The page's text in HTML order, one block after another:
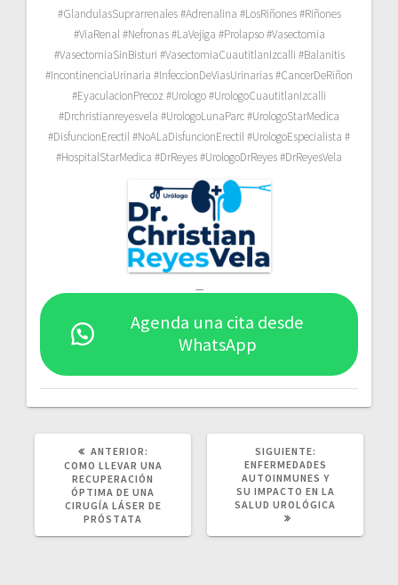
#GlandulasSuprarrenales #Adrenalina #LosRiñones #Riñones
#ViaRenal #Nefronas #LaVejiga #Prolapso #Vasectomia
#VasectomiaSinBisturi #VasectomiaCuautitlanIzcalli #Balanitis
#IncontinenciaUrinaria #InfeccionDeViasUrinarias #CancerDeRiñon
#EyaculacionPrecoz #Urologo #UrologoCuautitlanIzcalli
#Drchristianreyesvela #UrologoLunaParc #UrologoStarMedica
#DisfuncionErectil #NoALaDisfuncionErectil #UrologoEspecialista #
#HospitalStarMedica #DrReyes #UrologoDrReyes #DrReyesVela
Agenda una cita desde
WhatsApp
ANTERIOR:
ANTERIOR:
COMO LLEVAR UNA
RECUPERACIÓN
ÓPTIMA DE UNA
CIRUGÍA LÁSER DE
PRÓSTATA
SIGUIENTE:
POST:
ENFERMEDADES
AUTOINMUNES Y
SU IMPACTO EN LA
SALUD UROLÓGICA